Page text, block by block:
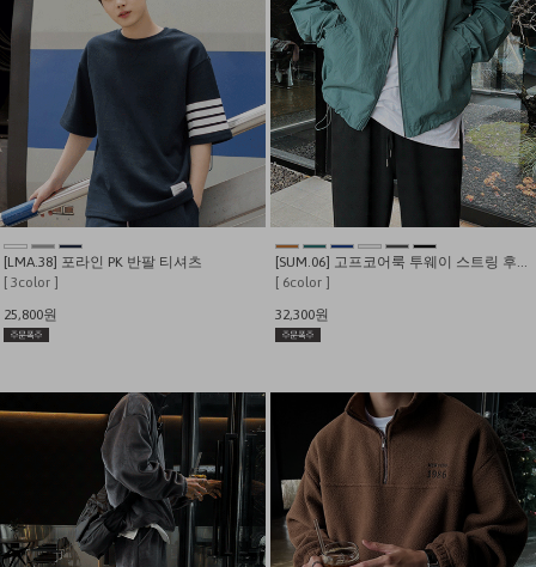
[LMA.38] 포라인 PK 반팔 티셔츠
[ 3color ]
25,800원
[SUM.06] 고프코어룩 투웨이 스트링 후드 바람막이
[ 6color ]
32,300원